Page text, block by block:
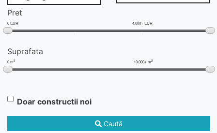
Pret
0 EUR 4.000+ EUR
Suprafata
0 m2 10.000+ m2
Doar constructii noi
Caută